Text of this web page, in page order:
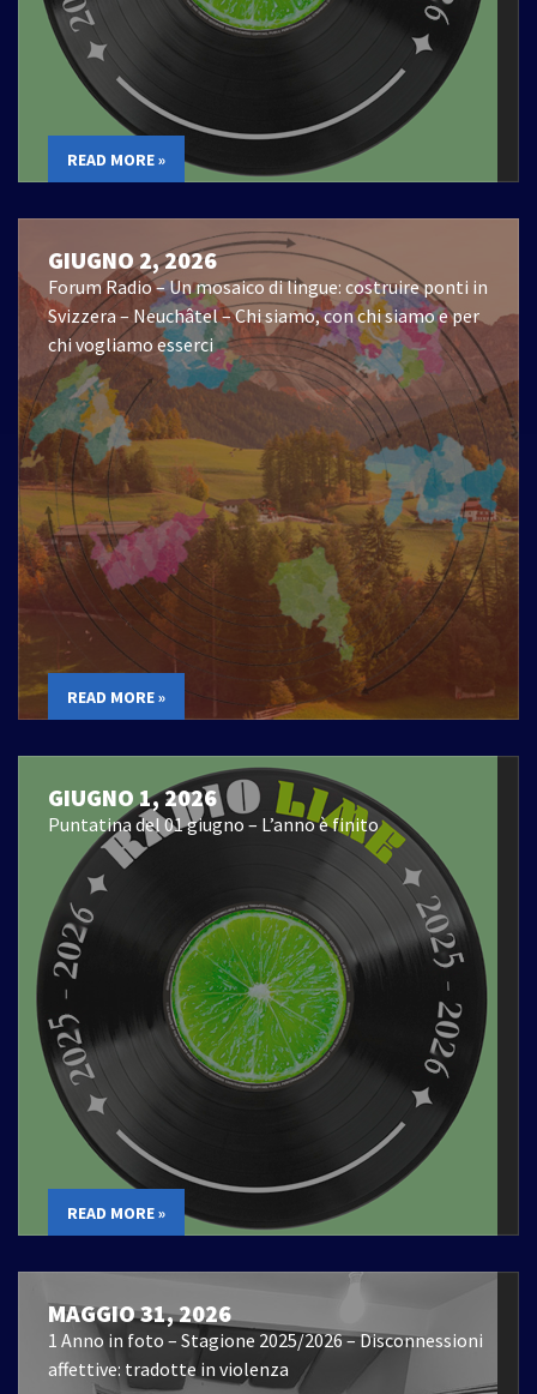
READ MORE »
GIUGNO 2, 2026
Forum Radio – Un mosaico di lingue: costruire ponti in
Svizzera – Neuchâtel – Chi siamo, con chi siamo e per
chi vogliamo esserci
READ MORE »
GIUGNO 1, 2026
Puntatina del 01 giugno – L’anno è finito
READ MORE »
MAGGIO 31, 2026
1 Anno in foto – Stagione 2025/2026 – Disconnessioni
affettive: tradotte in violenza